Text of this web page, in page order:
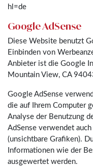
hl=de
Google AdSense
Diese Website benutzt
Einbinden von
Anbieter ist die Google
Mountain View, CA
Google AdSense
die auf Ihrem Computer
Analyse der Benutzung
AdSense verwendet
(unsichtbare Grafiken).
Informationen wie der
ausgewertet werden.